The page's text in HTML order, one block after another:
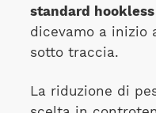
standard hookless
dicevamo a inizio
sotto traccia.
La riduzione di